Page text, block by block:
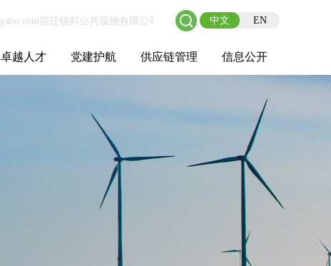
中文 EN
卓越人才 党建护航 供应链管理 信息公开